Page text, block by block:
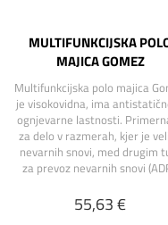
MULTIFUNKCIJSKA
MAJICA GOMEZ
Multifunkcijska polo majica
je visokovidna, ima
ognjevarne lastnosti.
za delo v razmerah, kjer je
nevarnih snovi, med drugim
za prevoz nevarnih snovi
55,63 €